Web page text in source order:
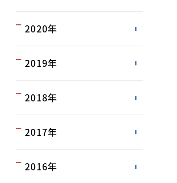
2020年
2019年
2018年
2017年
2016年